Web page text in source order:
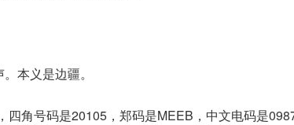
本义是边疆。
四角号码是20105，郑码是MEEB，中文电码是